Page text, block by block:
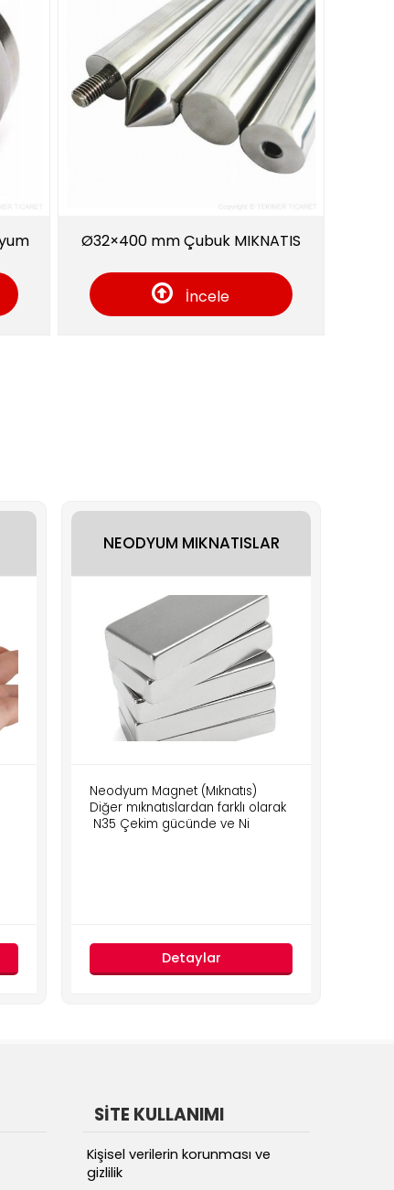
Ø32×400 mm Çubuk MIKNATIS
İncele
GIDA MANYETİK
NEODYUM MIKNATISLAR
Neodyum Magnet (Mıknatıs)
Diğer mıknatıslardan farklı olarak
N35 Çekim gücünde ve Ni
Detaylar
SİTE KULLANIMI
Kişisel verilerin korunması ve
gizlilik